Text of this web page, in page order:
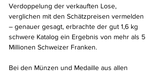
Verdoppelung der verkauften Lose,
verglichen mit den Schätzpreisen vermelden
– genauer gesagt, erbrachte der gut 1,6 kg
schwere Katalog ein Ergebnis von mehr als 5
Millionen Schweizer Franken.
Bei den Münzen und Medaille aus allen